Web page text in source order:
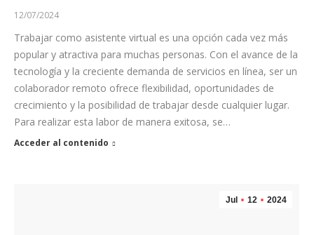
12/07/2024
Trabajar como asistente virtual es una opción cada vez más
popular y atractiva para muchas personas. Con el avance de la
tecnología y la creciente demanda de servicios en línea, ser un
colaborador remoto ofrece flexibilidad, oportunidades de
crecimiento y la posibilidad de trabajar desde cualquier lugar.
Para realizar esta labor de manera exitosa, se…
Acceder al contenido
Jul 12 2024